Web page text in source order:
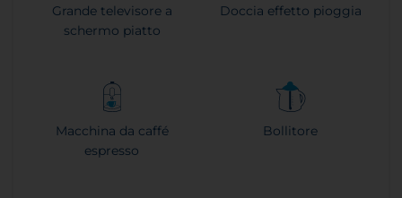
Grande televisore a
schermo piatto
Doccia effetto pioggia
Macchina da caffé
espresso
Bollitore